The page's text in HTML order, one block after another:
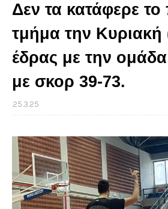
Δεν τα κατάφερε το
τμήμα την Κυριακή
έδρας με την
με σκορ 39-73.
25.3.25